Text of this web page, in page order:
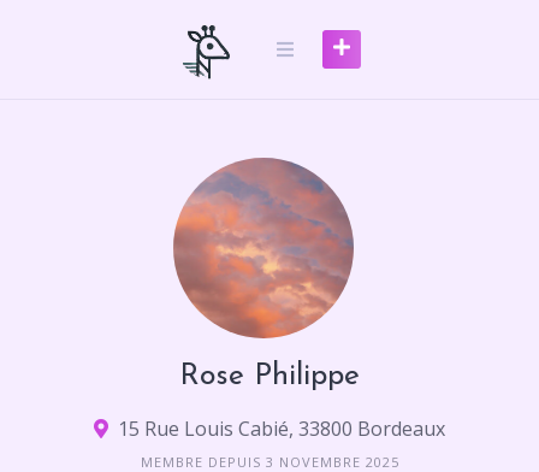
Rose Philippe
15 Rue Louis Cabié, 33800 Bordeaux
MEMBRE DEPUIS 3 NOVEMBRE 2025